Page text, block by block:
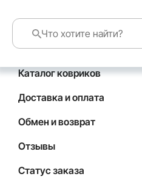
Каталог ковриков
Доставка и оплата
Обмен и возврат
Отзывы
Статус заказа
Коврики в салон Smart Fortwo
Коврики в салон
1998-2007
Подойдут для
Год выпуска а/м:
2003, 2004, 2005, 2006, 2007